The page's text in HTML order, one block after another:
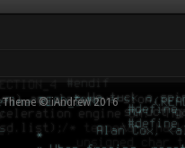
Theme © iAndrew 2016